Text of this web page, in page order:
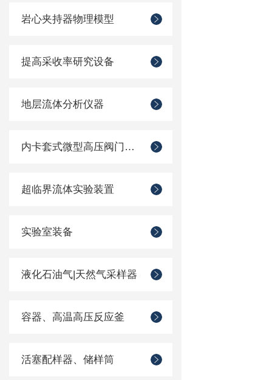
岩心夹持器物理模型
提高采收率研究设备
地层流体分析仪器
内卡套式微型高压阀门管件
超临界流体实验装置
实验室装备
液化石油气|天然气采样器
容器、高温高压反应釜
活塞配样器、储样筒